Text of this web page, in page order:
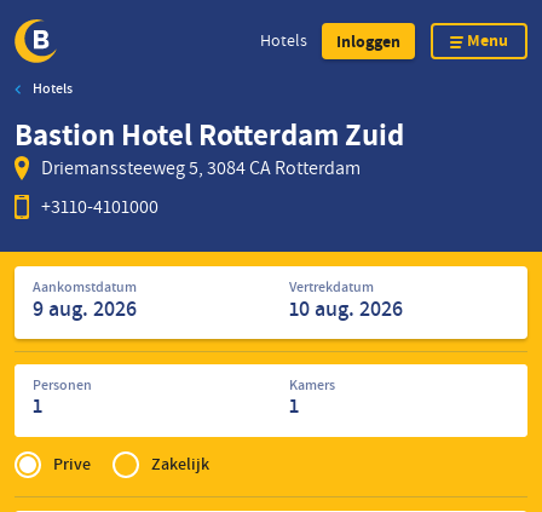
Overslaan
en
naar
de
inhoud
gaan
Hotels Inloggen Menu
Hotels
Bastion Hotel Rotterdam Zuid
Driemanssteeweg 5, 3084 CA Rotterdam
+3110-4101000
Zoek
naar
hotels
Aankomstdatum Vertrekdatum
Personen
1
Kamers
1
Privé
of
Zakelijk
Prive Zakelijk